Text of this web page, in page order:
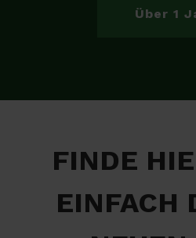
Über 1
FINDE
EINFACH